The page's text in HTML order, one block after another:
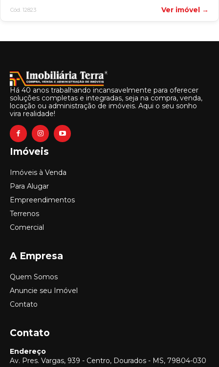
Cód. 12823 Ver imóvel →
Há 40 anos trabalhando incansavelmente para oferecer
soluções completas e integradas, seja na compra, venda,
locação ou administração de imóveis. Aqui o seu sonho
vira realidade!
Imóveis
Imóveis à Venda
Para Alugar
Empreendimentos
Terrenos
Comercial
A Empresa
Quem Somos
Anuncie seu Imóvel
Contato
Contato
Endereço
Av. Pres. Vargas, 939 - Centro, Dourados - MS, 79804-030